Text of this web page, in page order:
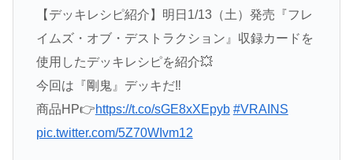
【デッキレシピ紹介】明日1/13（土）発売『フレ
イムズ・オブ・デストラクション』収録カードを
使用したデッキレシピを紹介💥
今回は『剛鬼』デッキだ‼️
商品HP👉https://t.co/sGE8xXEpyb #VRAINS
pic.twitter.com/5Z70WIvm12